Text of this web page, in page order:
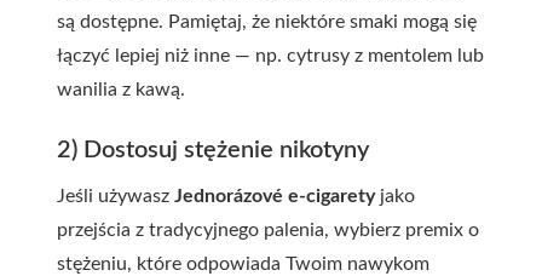
są dostępne. Pamiętaj, że niektóre smaki mogą się
łączyć lepiej niż inne — np. cytrusy z mentolem lub
wanilia z kawą.
2) Dostosuj stężenie nikotyny
Jeśli używasz Jednorázové e-cigaretyjako
przejścia z tradycyjnego palenia, wybierz premix o
stężeniu, które odpowiada Twoim nawykom